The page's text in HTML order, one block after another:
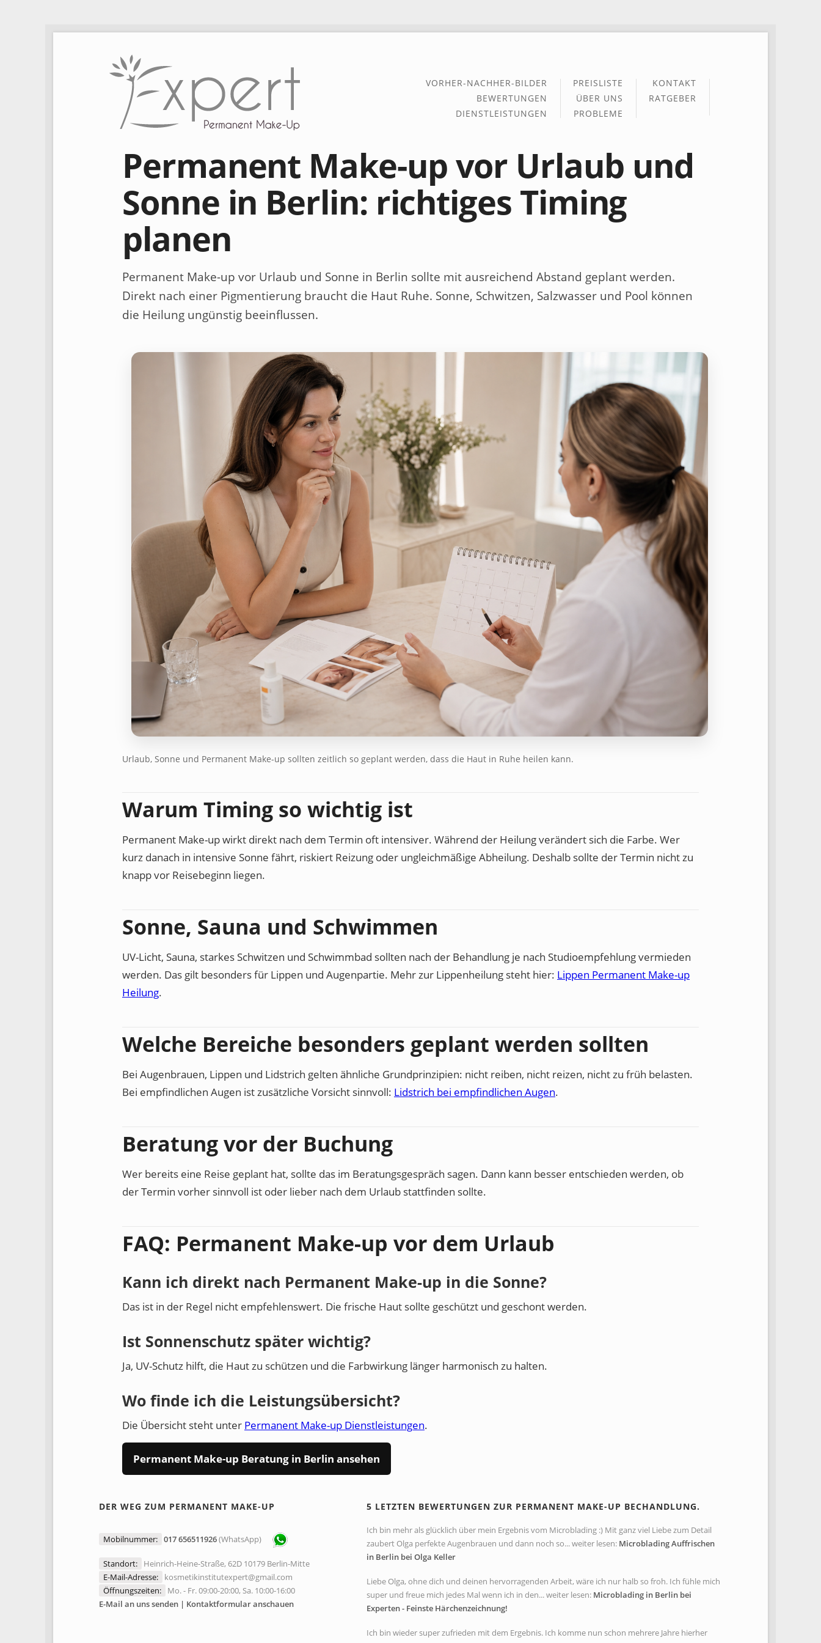
VORHER-NACHHER-BILDER
BEWERTUNGEN
DIENSTLEISTUNGEN
PREISLISTE
ÜBER UNS
PROBLEME
KONTAKT
RATGEBER
Permanent Make-up vor Urlaub und
Sonne in Berlin: richtiges Timing
planen
Permanent Make-up vor Urlaub und Sonne in Berlin sollte mit ausreichend Abstand geplant werden.
Direkt nach einer Pigmentierung braucht die Haut Ruhe. Sonne, Schwitzen, Salzwasser und Pool können
die Heilung ungünstig beeinflussen.
Urlaub, Sonne und Permanent Make-up sollten zeitlich so geplant werden, dass die Haut in Ruhe heilen kann.
Warum Timing so wichtig ist
Permanent Make-up wirkt direkt nach dem Termin oft intensiver. Während der Heilung verändert sich die Farbe. Wer
kurz danach in intensive Sonne fährt, riskiert Reizung oder ungleichmäßige Abheilung. Deshalb sollte der Termin nicht zu
knapp vor Reisebeginn liegen.
Sonne, Sauna und Schwimmen
UV-Licht, Sauna, starkes Schwitzen und Schwimmbad sollten nach der Behandlung je nach Studioempfehlung vermieden
werden. Das gilt besonders für Lippen und Augenpartie. Mehr zur Lippenheilung steht hier: Lippen Permanent Make-up
Heilung.
Welche Bereiche besonders geplant werden sollten
Bei Augenbrauen, Lippen und Lidstrich gelten ähnliche Grundprinzipien: nicht reiben, nicht reizen, nicht zu früh belasten.
Bei empfindlichen Augen ist zusätzliche Vorsicht sinnvoll: Lidstrich bei empfindlichen Augen.
Beratung vor der Buchung
Wer bereits eine Reise geplant hat, sollte das im Beratungsgespräch sagen. Dann kann besser entschieden werden, ob
der Termin vorher sinnvoll ist oder lieber nach dem Urlaub stattfinden sollte.
FAQ: Permanent Make-up vor dem Urlaub
Kann ich direkt nach Permanent Make-up in die Sonne?
Das ist in der Regel nicht empfehlenswert. Die frische Haut sollte geschützt und geschont werden.
Ist Sonnenschutz später wichtig?
Ja, UV-Schutz hilft, die Haut zu schützen und die Farbwirkung länger harmonisch zu halten.
Wo finde ich die Leistungsübersicht?
Die Übersicht steht unter Permanent Make-up Dienstleistungen.
Permanent Make-up Beratung in Berlin ansehen
DER WEG ZUM PERMANENT MAKE-UP
Mobilnummer: 017 656511926(WhatsApp)
Standort:
Heinrich-Heine-Straße, 62D 10179 Berlin-Mitte
E-Mail-Adresse:
kosmetikinstitutexpert@gmail.com
Öffnungszeiten:
Mo. - Fr. 09:00-20:00, Sa. 10:00-16:00
E-Mail an uns senden | Kontaktformular anschauen
5 LETZTEN BEWERTUNGEN ZUR PERMANENT MAKE-UP BECHANDLUNG.
Ich bin mehr als glücklich über mein Ergebnis vom Microblading :) Mit ganz viel Liebe zum Detail
zaubert Olga perfekte Augenbrauen und dann noch so... weiter lesen: Microblading Auffrischen
in Berlin bei Olga Keller
Liebe Olga, ohne dich und deinen hervorragenden Arbeit, wäre ich nur halb so froh. Ich fühle mich
super und freue mich jedes Mal wenn ich in den... weiter lesen: Microblading in Berlin bei
Experten - Feinste Härchenzeichnung!
Ich bin wieder super zufrieden mit dem Ergebnis. Ich komme nun schon mehrere Jahre hierher